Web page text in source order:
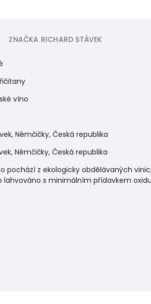
ZNAČKA RICHARD STÁVEK
víno
Němčičky, Česká republika
Němčičky, Česká republika
pochází z ekologicky obdělávaných
lahvováno s minimálním přídavkem